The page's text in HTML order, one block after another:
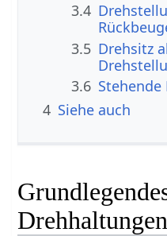
3.4
3.5 Drehsitz
3.6
4 Siehe auch
Drehhaltungen